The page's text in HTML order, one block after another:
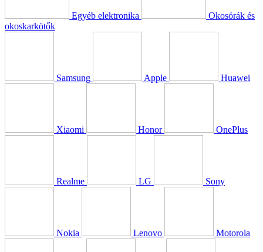
Egyéb elektronika
Okosórák és
okoskarkötők
Samsung Apple Huawei
Xiaomi Honor OnePlus
Realme LG Sony
Nokia Lenovo Motorola